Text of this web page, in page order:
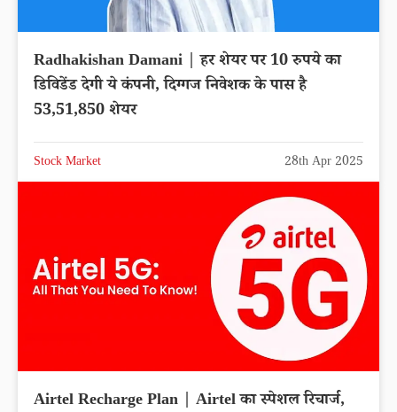
Radhakishan Damani | हर शेयर पर 10 रुपये का
डिविडेंड देगी ये कंपनी, दिग्गज निवेशक के पास है
53,51,850 शेयर
Stock Market 28th Apr 2025
Airtel Recharge Plan | Airtel का स्पेशल रिचार्ज,